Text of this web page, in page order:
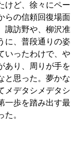
けど、徐々にペー
らの信頼回復場面
諏訪野や、柳沢准
に、普段通りの姿
いったわけで、や
あり、周りが手を
と思った。夢かな
メデタシメデタシ
一歩を踏み出す最
。